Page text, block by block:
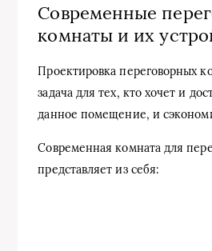
Современные
комнаты и их
Проектировка переговорных
задача для тех, кто хочет и
данное помещение, и
Современная комната для
представляет из себя: